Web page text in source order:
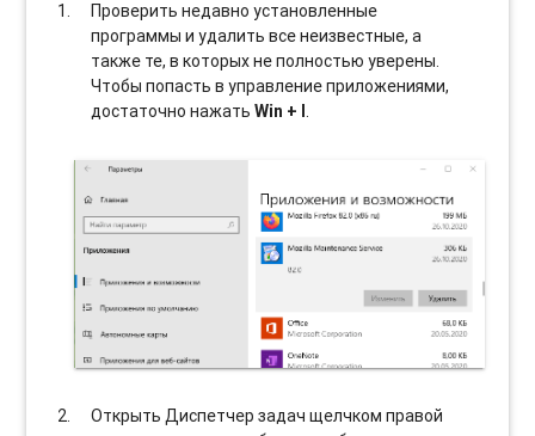
Проверить недавно установленные
программы и удалить все неизвестные, а
также те, в которых не полностью уверены.
Чтобы попасть в управление приложениями,
достаточно нажатьWin + I.
Открыть Диспетчер задач щелчком правой